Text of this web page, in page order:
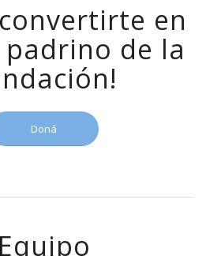
en
de la
Doná
Equipo